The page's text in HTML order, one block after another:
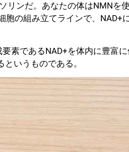
リンだ。あなたの体はNMNを
胞の組み立てラインで、NAD+
素であるNAD+を体内に豊富
いうものである。